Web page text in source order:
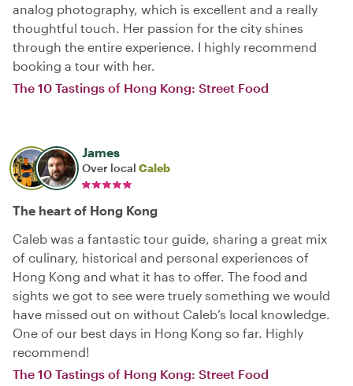
analog photography, which is excellent and a really
thoughtful touch. Her passion for the city shines
through the entire experience. I highly recommend
booking a tour with her.
The 10 Tastings of Hong Kong: Street Food
James
Over local Caleb
The heart of Hong Kong
Caleb was a fantastic tour guide, sharing a great mix
of culinary, historical and personal experiences of
Hong Kong and what it has to offer. The food and
sights we got to see were truely something we would
have missed out on without Caleb’s local knowledge.
One of our best days in Hong Kong so far. Highly
recommend!
The 10 Tastings of Hong Kong: Street Food